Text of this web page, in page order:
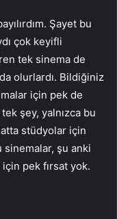
Şayet bu
çok keyifli
tek sinema de
olurlardı. Bildiğiniz
için pek de
şey, yalnızca bu
stüdyolar için
sinemalar, şu anki
pek fırsat yok.